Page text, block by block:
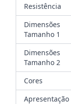
Resistência
Dimensões
Tamanho 1
Dimensões
Tamanho 2
Cores
Apresentação